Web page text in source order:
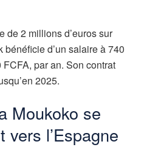
de 2 millions d’euros sur
bénéficie d’un salaire à 740
par an. Son contrat
2025.
Moukoko se
l’Espagne